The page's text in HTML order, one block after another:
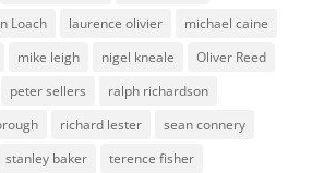
Loach laurence olivier
michael caine
mike leigh nigel kneale
Oliver Reed
peter sellers
ralph richardson
richard lester
sean connery
stanley baker
terence fisher